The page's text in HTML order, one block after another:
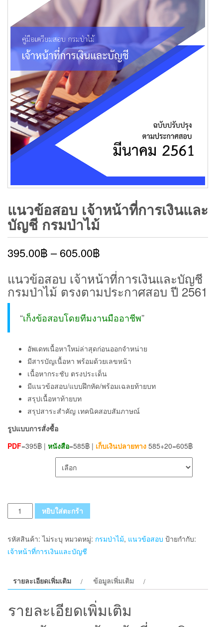
แนวข้อสอบ เจ้าหน้าที่การเงินและ
บัญชี กรมป่าไม้
395.00฿ –605.00฿
แนวข้อสอบ เจ้าหน้าที่การเงินและบัญชี
กรมป่าไม้ ตรงตามประกาศสอบ ปี 2561
“เก็งข้อสอบโดยทีมงานมืออาชีพ”
อัพเดทเนื้อหาใหม่ล่าสุดก่อนออกจำหน่าย
มีสารบัญเนื้อหา พร้อมด้วยเลขหน้า
เนื้อหากระชับ ตรงประเด็น
มีแนวข้อสอบ/แบบฝึกหัด/พร้อมเฉลยท้ายบท
สรุปเนื้อหาท้ายบท
สรุปสาระสำคัญ เทคนิคสอบสัมภาษณ์
รูปแบบการสั่งซื้อ
PDF=395฿ | หนังสือ=585฿ | เก็บเงินปลายทาง 585+20=605฿
จำนวน
แนว
เจ้า
เงิน
บัญชี
หยิบใส่ตะกร้า
รหัสสินค้า:ไม่ระบุ หมวดหมู่: กรมป่าไม้, แนวข้อสอบ ป้ายกำกับ:
เจ้าหน้าที่การเงินและบัญชี
รายละเอียดเพิ่มเติม ข้อมูลเพิ่มเติม
รายละเอียดเพิ่มเติม